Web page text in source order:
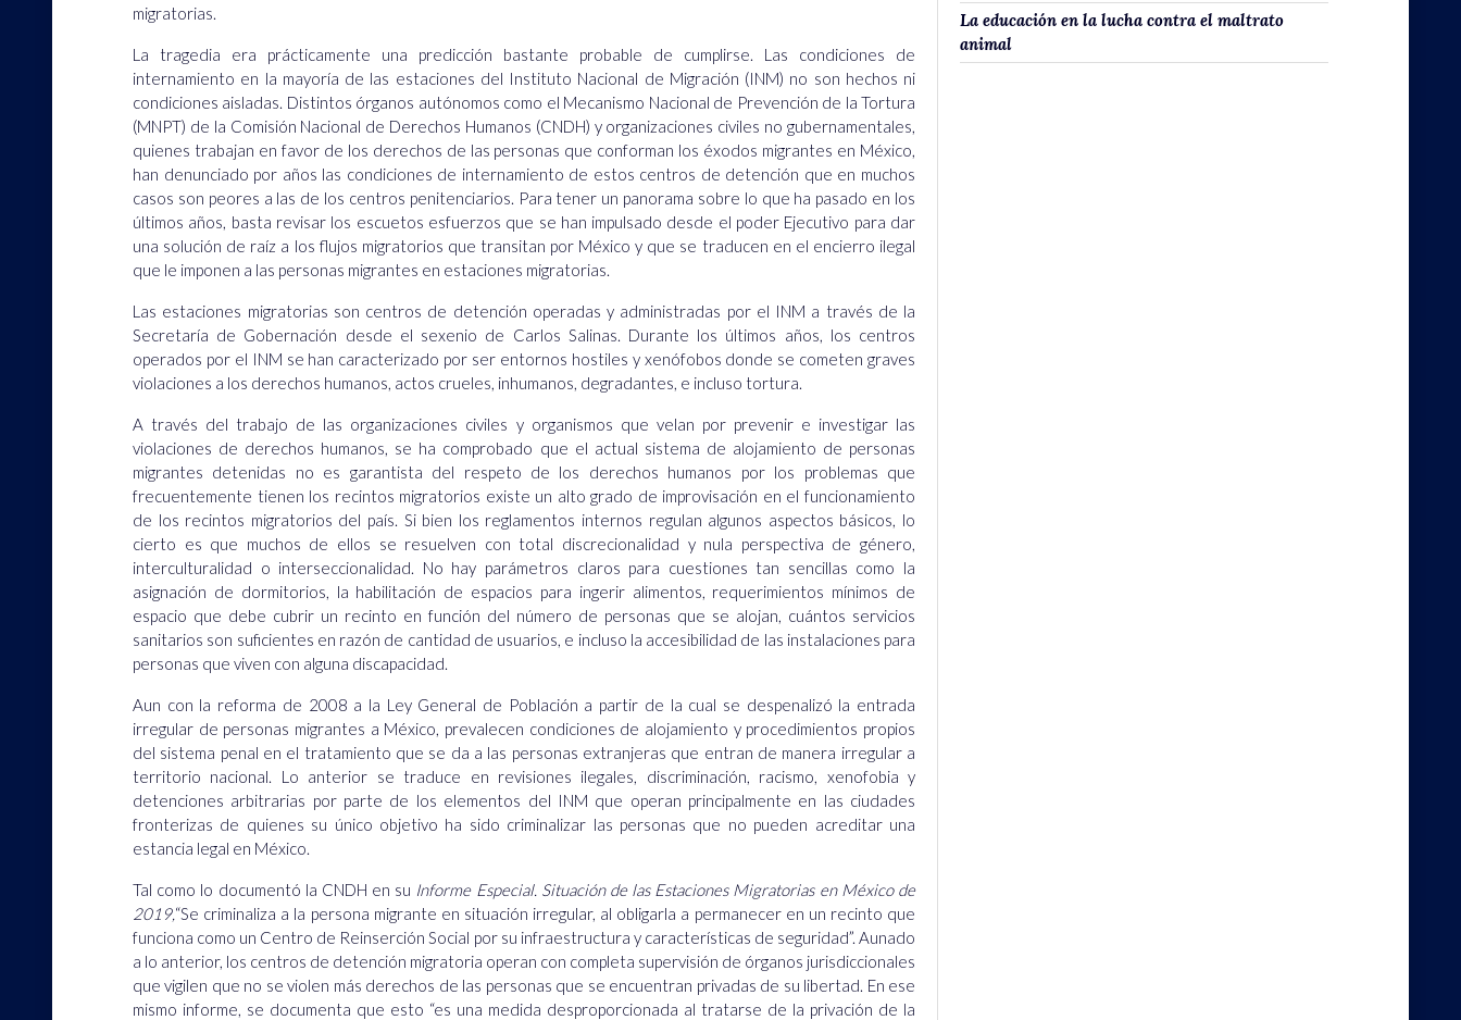
migratorias.
La tragedia era prácticamente una predicción bastante probable de cumplirse. Las condiciones de
internamiento en la mayoría de las estaciones del Instituto Nacional de Migración (INM) no son hechos ni
condiciones aisladas. Distintos órganos autónomos como el Mecanismo Nacional de Prevención de la Tortura
(MNPT) de la Comisión Nacional de Derechos Humanos (CNDH) y organizaciones civiles no gubernamentales,
quienes trabajan en favor de los derechos de las personas que conforman los éxodos migrantes en México,
han denunciado por años las condiciones de internamiento de estos centros de detención que en muchos
casos son peores a las de los centros penitenciarios. Para tener un panorama sobre lo que ha pasado en los
últimos años, basta revisar los escuetos esfuerzos que se han impulsado desde el poder Ejecutivo para dar
una solución de raíz a los flujos migratorios que transitan por México y que se traducen en el encierro ilegal
que le imponen a las personas migrantes en estaciones migratorias.
Las estaciones migratorias son centros de detención operadas y administradas por el INM a través de la
Secretaría de Gobernación desde el sexenio de Carlos Salinas. Durante los últimos años, los centros
operados por el INM se han caracterizado por ser entornos hostiles y xenófobos donde se cometen graves
violaciones a los derechos humanos, actos crueles, inhumanos, degradantes, e incluso tortura.
A través del trabajo de las organizaciones civiles y organismos que velan por prevenir e investigar las
violaciones de derechos humanos, se ha comprobado que el actual sistema de alojamiento de personas
migrantes detenidas no es garantista del respeto de los derechos humanos por los problemas que
frecuentemente tienen los recintos migratorios existe un alto grado de improvisación en el funcionamiento
de los recintos migratorios del país. Si bien los reglamentos internos regulan algunos aspectos básicos, lo
cierto es que muchos de ellos se resuelven con total discrecionalidad y nula perspectiva de género,
interculturalidad o interseccionalidad. No hay parámetros claros para cuestiones tan sencillas como la
asignación de dormitorios, la habilitación de espacios para ingerir alimentos, requerimientos mínimos de
espacio que debe cubrir un recinto en función del número de personas que se alojan, cuántos servicios
sanitarios son suficientes en razón de cantidad de usuarios, e incluso la accesibilidad de las instalaciones para
personas que viven con alguna discapacidad.
Aun con la reforma de 2008 a la Ley General de Población a partir de la cual se despenalizó la entrada
irregular de personas migrantes a México, prevalecen condiciones de alojamiento y procedimientos propios
del sistema penal en el tratamiento que se da a las personas extranjeras que entran de manera irregular a
territorio nacional. Lo anterior se traduce en revisiones ilegales, discriminación, racismo, xenofobia y
detenciones arbitrarias por parte de los elementos del INM que operan principalmente en las ciudades
fronterizas de quienes su único objetivo ha sido criminalizar las personas que no pueden acreditar una
estancia legal en México.
Tal como lo documentó la CNDH en su Informe Especial. Situación de las Estaciones Migratorias en México de
2019,“Se criminaliza a la persona migrante en situación irregular, al obligarla a permanecer en un recinto que
funciona como un Centro de Reinserción Social por su infraestructura y características de seguridad”. Aunado
a lo anterior, los centros de detención migratoria operan con completa supervisión de órganos jurisdiccionales
que vigilen que no se violen más derechos de las personas que se encuentran privadas de su libertad. En ese
mismo informe, se documenta que esto “es una medida desproporcionada al tratarse de la privación de la
La educación en la lucha contra el maltrato
animal